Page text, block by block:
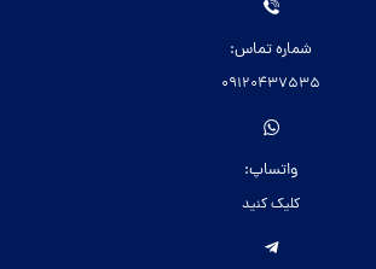
شماره تماس:
09120437535
واتساپ:
کلیک کنید